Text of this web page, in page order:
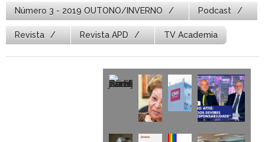
Número 3 - 2019 OUTONO/INVERNO Podcast
Revista Revista APD TV Academia